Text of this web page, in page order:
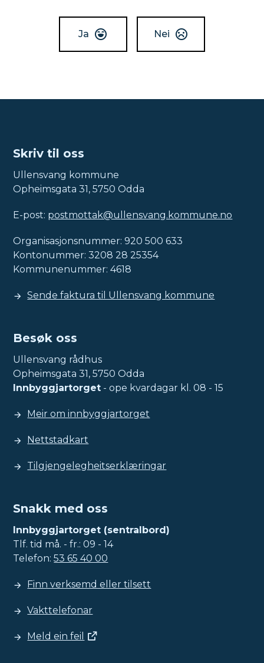
Ja Nei
Skriv til oss
Ullensvang kommune
Opheimsgata 31, 5750 Odda
E-post: postmottak@ullensvang.kommune.no
Organisasjonsnummer: 920 500 633
Kontonummer: 3208 28 25354
Kommunenummer: 4618
Sende faktura til Ullensvang kommune
Besøk oss
Ullensvang rådhus
Opheimsgata 31, 5750 Odda
Innbyggjartorget - ope kvardagar kl. 08 - 15
Meir om innbyggjartorget
Nettstadkart
Tilgjengelegheitserklæringar
Snakk med oss
Innbyggjartorget (sentralbord)
Tlf. tid må. - fr.: 09 - 14
Telefon:53 65 40 00
Finn verksemd eller tilsett
Vakttelefonar
Meld ein feil